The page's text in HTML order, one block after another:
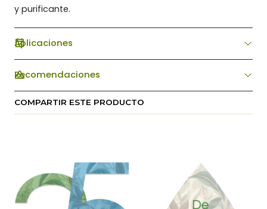
y purificante.
Aplicaciones
Recomendaciones
COMPARTIR ESTE PRODUCTO